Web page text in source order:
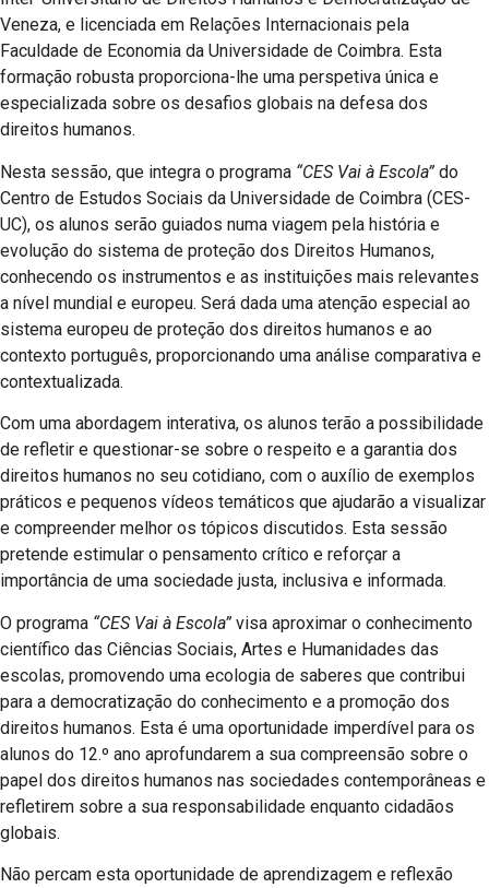
Veneza, e licenciada em Relações Internacionais pela
Faculdade de Economia da Universidade de Coimbra. Esta
formação robusta proporciona-lhe uma perspetiva única e
especializada sobre os desafios globais na defesa dos
direitos humanos.
Nesta sessão, que integra o programa “CES Vai à Escola” do
Centro de Estudos Sociais da Universidade de Coimbra (CES-
UC), os alunos serão guiados numa viagem pela história e
evolução do sistema de proteção dos Direitos Humanos,
conhecendo os instrumentos e as instituições mais relevantes
a nível mundial e europeu. Será dada uma atenção especial ao
sistema europeu de proteção dos direitos humanos e ao
contexto português, proporcionando uma análise comparativa e
contextualizada.
Com uma abordagem interativa, os alunos terão a possibilidade
de refletir e questionar-se sobre o respeito e a garantia dos
direitos humanos no seu cotidiano, com o auxílio de exemplos
práticos e pequenos vídeos temáticos que ajudarão a visualizar
e compreender melhor os tópicos discutidos. Esta sessão
pretende estimular o pensamento crítico e reforçar a
importância de uma sociedade justa, inclusiva e informada.
O programa “CES Vai à Escola” visa aproximar o conhecimento
científico das Ciências Sociais, Artes e Humanidades das
escolas, promovendo uma ecologia de saberes que contribui
para a democratização do conhecimento e a promoção dos
direitos humanos. Esta é uma oportunidade imperdível para os
alunos do 12.º ano aprofundarem a sua compreensão sobre o
papel dos direitos humanos nas sociedades contemporâneas e
refletirem sobre a sua responsabilidade enquanto cidadãos
globais.
Não percam esta oportunidade de aprendizagem e reflexão